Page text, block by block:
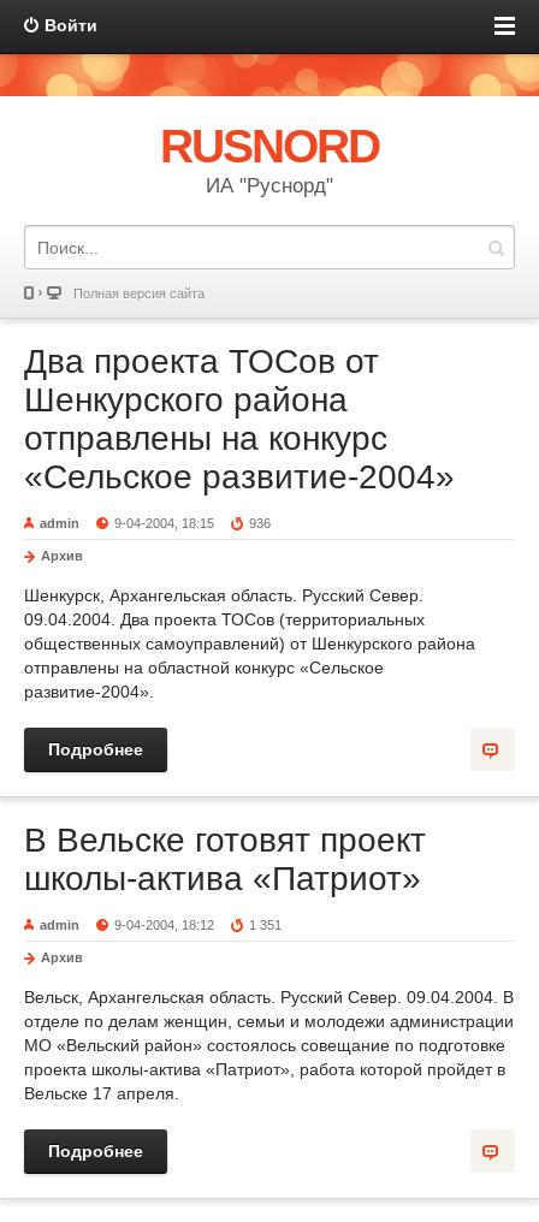
Войти
RUSNORD
ИА "Руснорд"
Полная версия сайта
Два проекта ТОСов от
Шенкурского района
отправлены на конкурс
«Сельское развитие-2004»
admin 9-04-2004, 18:15 936
Архив
Шенкурск, Архангельская область. Русский Север.
09.04.2004. Два проекта ТОСов (территориальных
общественных самоуправлений) от Шенкурского района
отправлены на областной конкурс «Сельское
развитие-2004».
Подробнее
В Вельске готовят проект
школы-актива «Патриот»
admin 9-04-2004, 18:12 1 351
Архив
Вельск, Архангельская область. Русский Север. 09.04.2004. В
отделе по делам женщин, семьи и молодежи администрации
МО «Вельский район» состоялось совещание по подготовке
проекта школы-актива «Патриот», работа которой пройдет в
Вельске 17 апреля.
Подробнее